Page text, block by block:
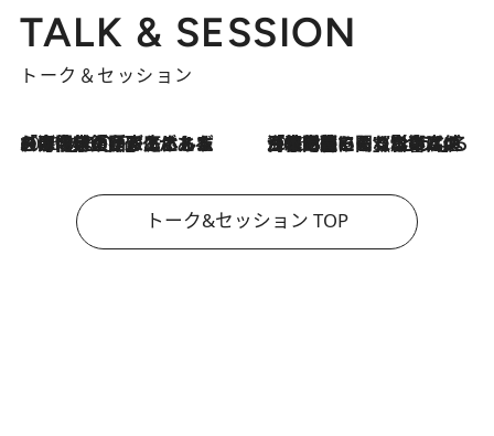
TALK & SESSION
トーク＆セッション
2026.8.3
「今後値上げがあるとすれば…」「リスクがあるのは今年の冬」エネルギー専門家が語る、ホルムズ海峡封鎖が家庭にもたらす“ある心配” 2026.8.3
「住宅建てられない…」「サーチャージ料の高値が続いている」ホルムズ海峡封鎖による影響はいつまで続く？《エネルギー専門家に聞く“どうなる日本の暮らし”》
トーク&セッション TOP